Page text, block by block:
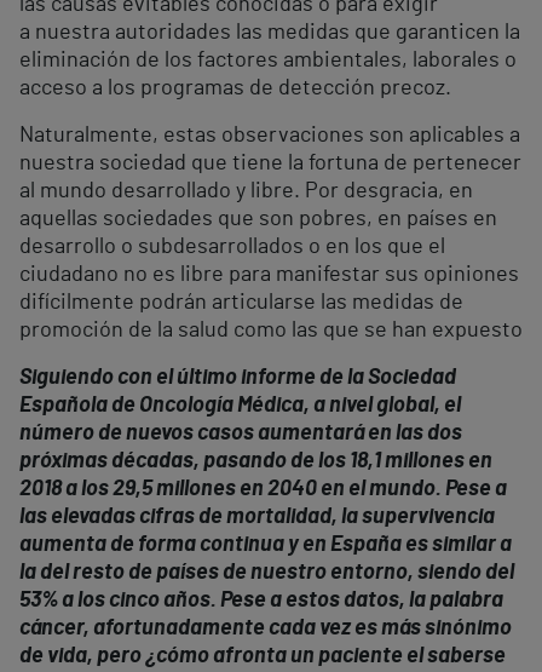
las causas evitables conocidas o para exigir
a nuestra autoridades las medidas que garanticen la
eliminación de los factores ambientales, laborales o
acceso a los programas de detección precoz.
Naturalmente, estas observaciones son aplicables a
nuestra sociedad que tiene la fortuna de pertenecer
al mundo desarrollado y libre. Por desgracia, en
aquellas sociedades que son pobres, en países en
desarrollo o subdesarrollados o en los que el
ciudadano no es libre para manifestar sus opiniones
difícilmente podrán articularse las medidas de
promoción de la salud como las que se han expuesto
Siguiendo con el último informe de la Sociedad
Española de Oncología Médica, a nivel global, el
número de nuevos casos aumentará en las dos
próximas décadas, pasando de los 18,1 millones en
2018 a los 29,5 millones en 2040 en el mundo. Pese a
las elevadas cifras de mortalidad, la supervivencia
aumenta de forma continua y en España es similar a
la del resto de países de nuestro entorno, siendo del
53% a los cinco años. Pese a estos datos, la palabra
cáncer, afortunadamente cada vez es más sinónimo
de vida, pero ¿cómo afronta un paciente el saberse